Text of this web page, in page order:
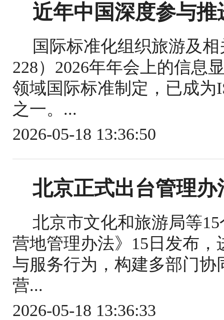
近年中国深度参与
国际标准化组织旅游及
228）2026年年会上的信息
领域国际标准制定，已成为
之一。...
2026-05-18 13:36:50
北京正式出台管理
北京市文化和旅游局等
营地管理办法》15日发布
与服务行为，构建多部门
营...
2026-05-18 13:36:33